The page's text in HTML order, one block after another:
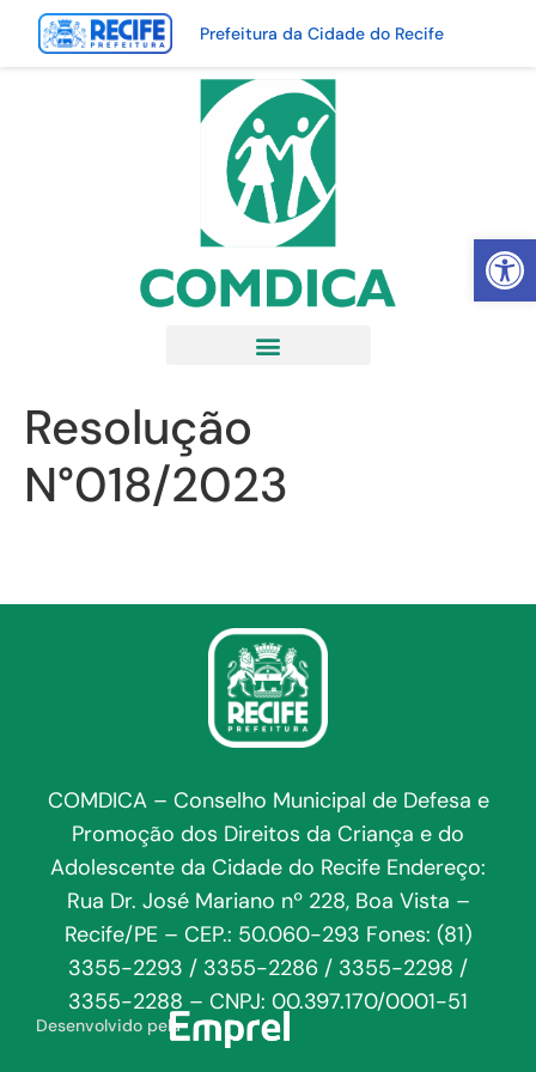
Abrir
Prefeitura da Cidade do Recife
Resolução
N°018/2023
COMDICA – Conselho Municipal de Defesa e
Promoção dos Direitos da Criança e do
Adolescente da Cidade do Recife Endereço:
Rua Dr. José Mariano nº 228, Boa Vista –
Recife/PE – CEP.: 50.060-293 Fones: (81)
3355-2293 / 3355-2286 / 3355-2298 /
3355-2288 – CNPJ: 00.397.170/0001-51
Desenvolvido pela